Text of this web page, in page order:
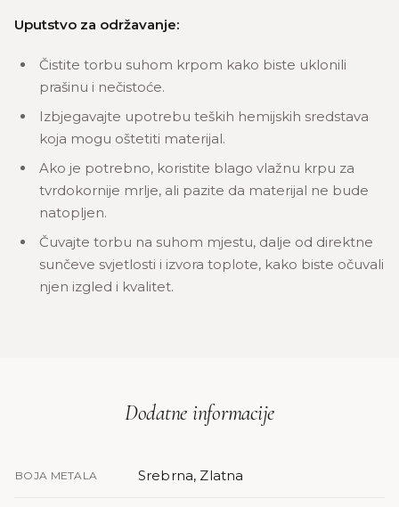
Uputstvo za održavanje:
Čistite torbu suhom krpom kako biste uklonili
prašinu i nečistoće.
Izbjegavajte upotrebu teških hemijskih sredstava
koja mogu oštetiti materijal.
Ako je potrebno, koristite blago vlažnu krpu za
tvrdokornije mrlje, ali pazite da materijal ne bude
natopljen.
Čuvajte torbu na suhom mjestu, dalje od direktne
sunčeve svjetlosti i izvora toplote, kako biste očuvali
njen izgled i kvalitet.
Dodatne informacije
BOJA METALA Srebrna, Zlatna